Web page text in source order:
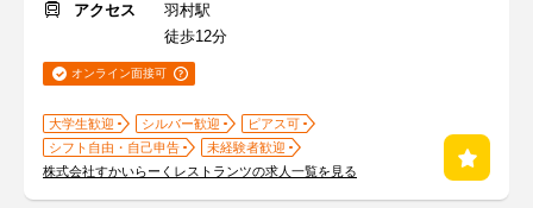
アクセス
羽村駅
徒歩12分
オンライン面接可
大学生歓迎 シルバー歓迎
ピアス可
シフト自由・自己申告
未経験者歓迎
株式会社すかいらーくレストランツの求人一覧を見る